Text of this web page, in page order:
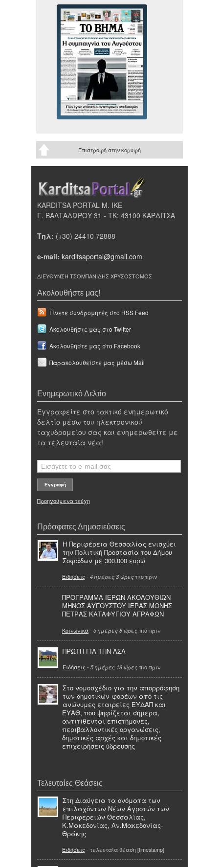
Επιστροφή στην κορυφή
KARDITSA PORTAL Μ. ΙΚΕ
Γ. ΒΑΛΤΑΔΩΡΟΥ 31 - ΤΚ: 43100 ΚΑΡΔΙΤΣΑ
Τηλ: (+30) 24410 72888
e-mail: karditsaportal@gmail.com
ΔΙΕΥΘΥΝΣΗ ΤΣΟΜΠΑΝΙΔΗΣ ΧΡΥΣΟΣΤΟΜΟΣ
Ακολουθήστε μας!
Γίνετε συνδρομητές στο RSS Feed
Ακολουθήστε μας στο Twitter
Ακολουθήστε μας στο Facebook
Παρακολουθείστε μας μέσω Mail
Ενημερωτικό Δελτίο
Εγγραφείτε στο τακτικό ενημερωτικό
δελτίο μέσω του ηλεκτρονικού
ταχυδρομείου σας και ενημερωθείτε με
τα τελευταία νέα!
Προηγούμενα τεύχη
Πρόσφατες Δημοσιεύσεις
Η Περιφέρεια Θεσσαλίας ενισχύει
την Πολιτική Προστασία του Δήμου
Σοφάδων με 300.000 ευρώ
Ειδήσεις - 4 ημέρες 3 ώρες πιο πριν
ΠΡΟΓΡΑΜΜΑ ΙΕΡΩΝ ΑΚΟΛΟΥΘΙΩΝ
ΜΗΝΟΣ ΑΥΓΟΥΣΤΟΥ ΙΕΡΑΣ ΜΟΝΗΣ
ΠΕΤΡΑΣ ΚΑΤΑΦΥΓΙΟΥ ΑΓΡΑΦΩΝ
Κοινωνικά- 5 ημέρες 8 ώρες πιο πριν
ΠΡΩΤΗ ΓΙΑ ΤΗΝ ΑΣΑ
Ειδήσεις - 5 ημέρες 18 ώρες πιο πριν
Στο νομοσχέδιο για την απορρόφηση
των δημοτικών φορέων από τις
ανώνυμες εταιρείες ΕΥΔΑΠ και
ΕΥΑΘ, που ψηφίζεται σήμερα,
αντιτίθενται επιστήμονες,
περιβαλλοντικές οργανώσεις,
δημοτικές αρχές και δημοτικές
επιχειρήσεις ύδρευσης
Τελευταίες Θεάσεις
Στη Διαύγεια τα ονόματα των
επιλαχόντων Νέων Αγροτών των
Περιφερειών Θεσσαλίας,
Κ.Μακεδονίας, Αν.Μακεδονίας-
Θράκης
Ειδήσεις - τελευταία θέαση [timestamp]